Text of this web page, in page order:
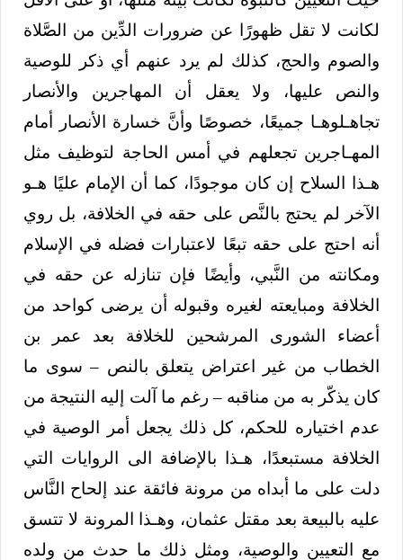
لكانت لا تقل ظهورًا عن ضرورات الدِّين من الصَّلاة
والصوم والحج، كذلك لم يرد عنهم أي ذكر للوصية
والنص عليها، ولا يعقل أن المهاجرين والأنصار
تجاهـلوهـا جميعًا، خصوصًا وأنَّ خسارة الأنصار أمام
المهـاجرين تجعلهم في أمس الحاجة لتوظيف مثل
هـذا السلاح إن كان موجودًا، كما أن الإمام عليًا هـو
الآخر لم يحتج بالنَّص على حقه في الخلافة، بل روي
أنه احتج على حقه تبعًا لاعتبارات فضله في الإسلام
ومكانته من النَّبي، وأيضًا فإن تنازله عن حقه في
الخلافة ومبايعته لغيره وقبوله أن يرضى كواحد من
أعضاء الشورى المرشحين للخلافة بعد عمر بن
الخطاب من غير اعتراض يتعلق بالنص – سوى ما
كان يذكّر به من مناقبه – رغم ما آلت إليه النتيجة من
عدم اختياره للحكم، كل ذلك يجعل أمر الوصية في
الخلافة مستبعدًا، هـذا بالإضافة الى الروايات التي
دلت على ما أبداه من مرونة فائقة عند إلحاح النَّاس
عليه بالبيعة بعد مقتل عثمان، وهـذا المرونة لا تتسق
مع التعيين والوصية، ومثل ذلك ما حدث من ولده